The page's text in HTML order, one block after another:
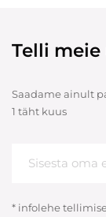
Telli
Saadame ainult
1 täht kuus
* infolehe